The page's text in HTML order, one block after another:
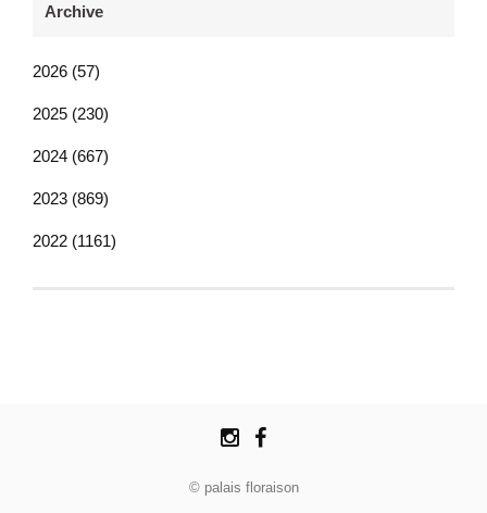
Archive
2026 (57)
2025 (230)
2024 (667)
2023 (869)
2022 (1161)
© palais floraison